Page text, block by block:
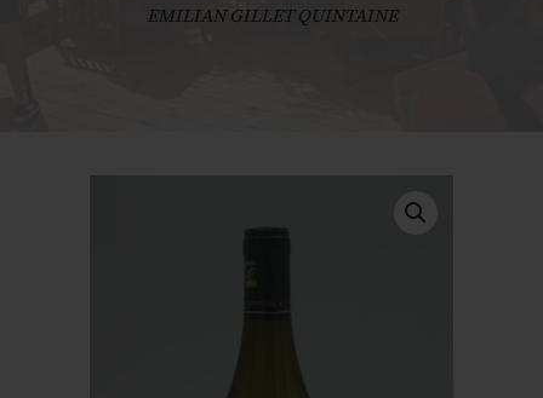
EMILIAN GILLET QUINTAINE